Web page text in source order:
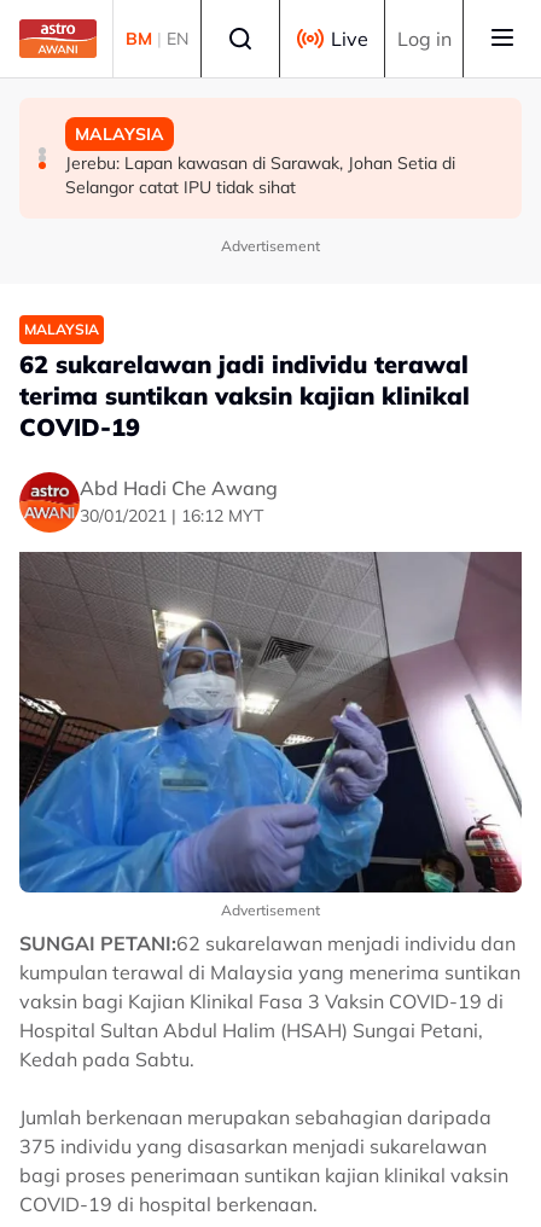
Skip to main content
BM | EN Live Log in
MALAYSIA
Akar reput, rongga pada pangkal punca pokok tumbang
- MBPP
POLITIK
WARISAN teliti rundingan kerusi bersama STAR, KDM
hadapi PRU16 - Shafie
MALAYSIA
Jerebu: Lapan kawasan di Sarawak, Johan Setia di
Selangor catat IPU tidak sihat
Advertisement
MALAYSIA
62 sukarelawan jadi individu terawal
terima suntikan vaksin kajian klinikal
COVID-19
Abd Hadi Che Awang
30/01/2021 | 16:12 MYT
Advertisement
SUNGAI PETANI:62 sukarelawan menjadi individu dan
kumpulan terawal di Malaysia yang menerima suntikan
vaksin bagi Kajian Klinikal Fasa 3 Vaksin COVID-19 di
Hospital Sultan Abdul Halim (HSAH) Sungai Petani,
Kedah pada Sabtu.
Jumlah berkenaan merupakan sebahagian daripada
375 individu yang disasarkan menjadi sukarelawan
bagi proses penerimaan suntikan kajian klinikal vaksin
COVID-19 di hospital berkenaan.